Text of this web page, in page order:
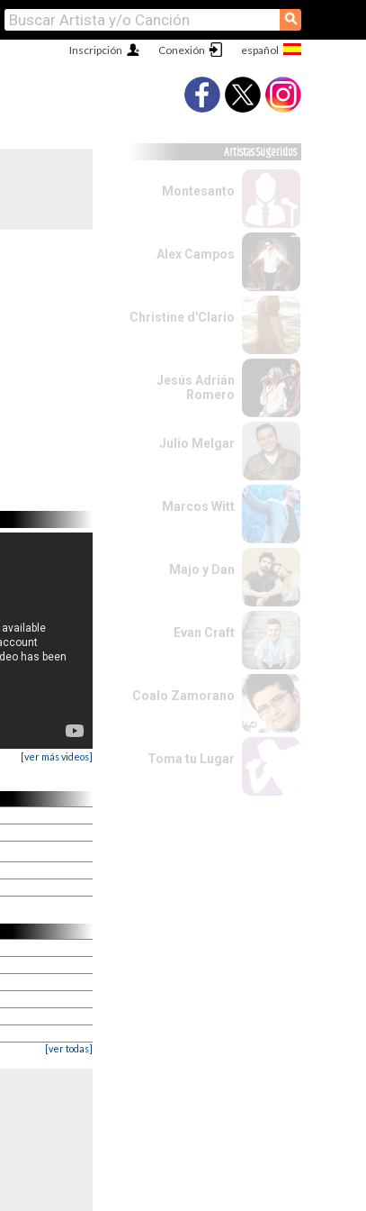
⚲
Conexión
Inscripción
[ver más videos]
[ver todas]
Artistas Sugeridos
Montesanto
Alex Campos
Christine d'Clario
Jesús Adrián
Romero
Julio Melgar
Marcos Witt
Majo y Dan
Evan Craft
Coalo Zamorano
Toma tu Lugar